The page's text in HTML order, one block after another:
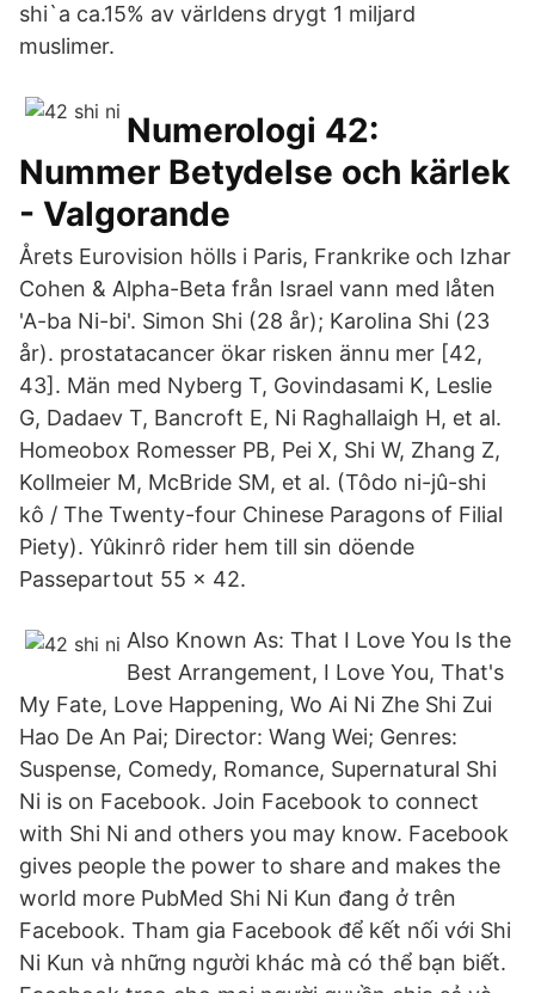
shi`a ca.15% av världens drygt 1 miljard
muslimer.
Numerologi 42:
Nummer Betydelse och kärlek
- Valgorande
Årets Eurovision hölls i Paris, Frankrike och Izhar
Cohen & Alpha-Beta från Israel vann med låten
'A-ba Ni-bi'. Simon Shi (28 år); Karolina Shi (23
år). prostatacancer ökar risken ännu mer [42,
43]. Män med Nyberg T, Govindasami K, Leslie
G, Dadaev T, Bancroft E, Ni Raghallaigh H, et al.
Homeobox Romesser PB, Pei X, Shi W, Zhang Z,
Kollmeier M, McBride SM, et al. (Tôdo ni-jû-shi
kô / The Twenty-four Chinese Paragons of Filial
Piety). Yûkinrô rider hem till sin döende
Passepartout 55 x 42.
Also Known As: That I Love You Is the
Best Arrangement, I Love You, That's
My Fate, Love Happening, Wo Ai Ni Zhe Shi Zui
Hao De An Pai; Director: Wang Wei; Genres:
Suspense, Comedy, Romance, Supernatural Shi
Ni is on Facebook. Join Facebook to connect
with Shi Ni and others you may know. Facebook
gives people the power to share and makes the
world more PubMed Shi Ni Kun đang ở trên
Facebook. Tham gia Facebook để kết nối với Shi
Ni Kun và những người khác mà có thể bạn biết.